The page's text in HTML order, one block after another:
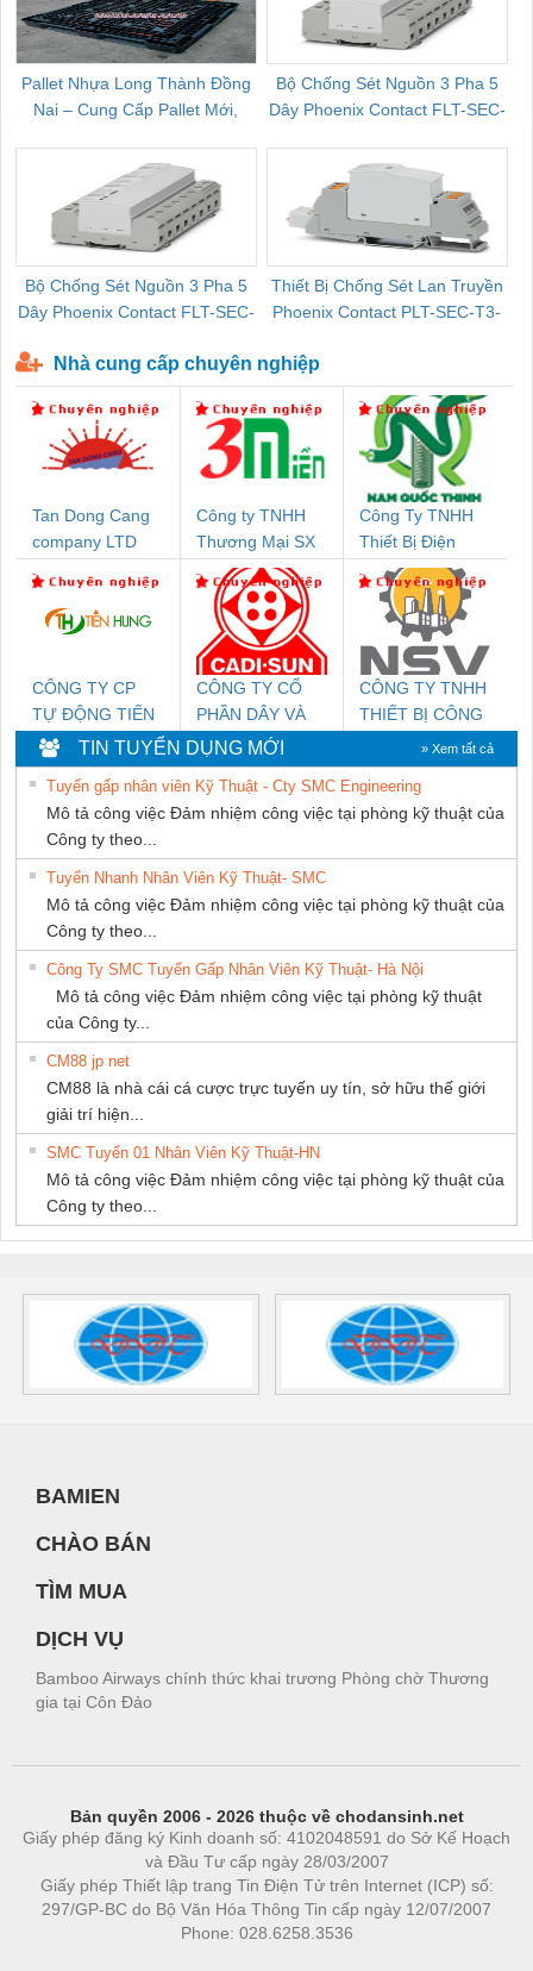
Pallet Nhựa Long Thành Đồng
Nai – Cung Cấp Pallet Mới,
Bộ Chống Sét Nguồn 3 Pha 5
Dây Phoenix Contact FLT-SEC-
Bộ Chống Sét Nguồn 3 Pha 5
Dây Phoenix Contact FLT-SEC-
Thiết Bị Chống Sét Lan Truyền
Phoenix Contact PLT-SEC-T3-
Nhà cung cấp chuyên nghiệp
Tan Dong Cang
company LTD
Công ty TNHH
Thương Mại SX
Ba Miền
Công Ty TNHH
Thiết Bị Điện
Nam Quốc Thịnh
CÔNG TY CP
TỰ ĐỘNG TIẾN
HƯNG
CÔNG TY CỔ
PHẦN DÂY VÀ
CÁP ĐIỆN
THƯỢNG ĐÌNH
CÔNG TY TNHH
THIẾT BỊ CÔNG
NGHIỆP NIHON
SETSUBI VIỆT
NAM
TIN TUYỂN DỤNG MỚI » Xem tất cả
Tuyển gấp nhân viên Kỹ Thuật - Cty SMC Engineering
Mô tả công việc Đảm nhiệm công việc tại phòng kỹ thuật của
Công ty theo...
Tuyển Nhanh Nhân Viên Kỹ Thuật- SMC
Mô tả công việc Đảm nhiệm công việc tại phòng kỹ thuật của
Công ty theo...
Công Ty SMC Tuyển Gấp Nhân Viên Kỹ Thuật- Hà Nội
Mô tả công việc Đảm nhiệm công việc tại phòng kỹ thuật
của Công ty...
CM88 jp net
CM88 là nhà cái cá cược trực tuyến uy tín, sở hữu thế giới
giải trí hiện...
SMC Tuyển 01 Nhân Viên Kỹ Thuật-HN
Mô tả công việc Đảm nhiệm công việc tại phòng kỹ thuật của
Công ty theo...
BAMIEN
CHÀO BÁN
TÌM MUA
DỊCH VỤ
Bamboo Airways chính thức khai trương Phòng chờ Thương
gia tại Côn Đảo
Bản quyền 2006 - 2026 thuộc về chodansinh.net
Giấy phép đăng ký Kinh doanh số: 4102048591 do Sở Kế Hoạch
và Đầu Tư cấp ngày 28/03/2007
Giấy phép Thiết lập trang Tin Điện Tử trên Internet (ICP) số:
297/GP-BC do Bộ Văn Hóa Thông Tin cấp ngày 12/07/2007
Phone: 028.6258.3536